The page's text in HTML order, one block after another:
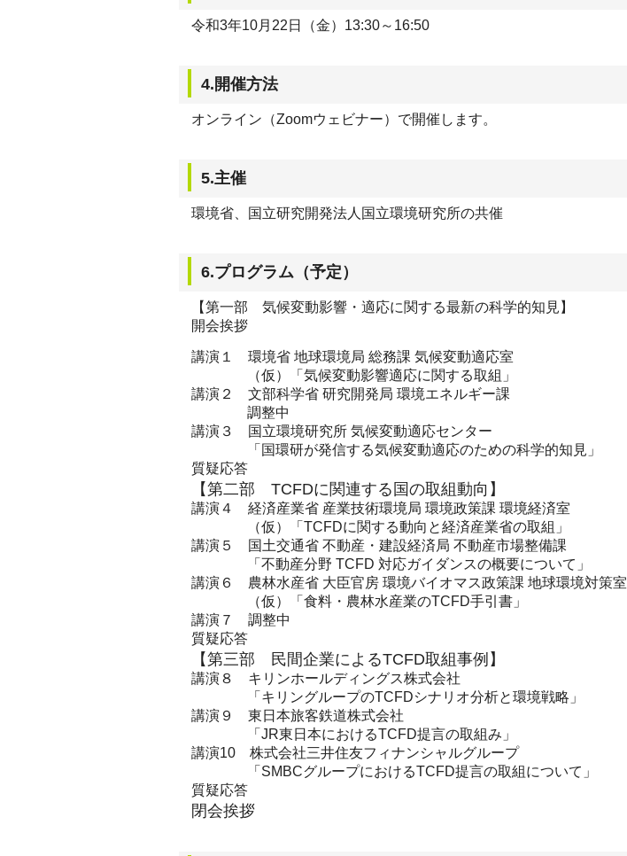
令和3年10月22日（金）13:30～16:50
4.開催方法
オンライン（Zoomウェビナー）で開催します。
5.主催
環境省、国立研究開発法人国立環境研究所の共催
6.プログラム（予定）
【第一部 気候変動影響・適応に関する最新の科学的知見】
開会挨拶
講演１ 環境省 地球環境局 総務課 気候変動適応室
（仮）「気候変動影響適応に関する取組」
講演２ 文部科学省 研究開発局 環境エネルギー課
調整中
講演３ 国立環境研究所 気候変動適応センター
「国環研が発信する気候変動適応のための科学的知見」
質疑応答
【第二部 TCFDに関連する国の取組動向】
講演４ 経済産業省 産業技術環境局 環境政策課 環境経済室
（仮）「TCFDに関する動向と経済産業省の取組」
講演５ 国土交通省 不動産・建設経済局 不動産市場整備課
「不動産分野 TCFD 対応ガイダンスの概要について」
講演６ 農林水産省 大臣官房 環境バイオマス政策課 地球環境対策室
（仮）「食料・農林水産業のTCFD手引書」
講演７ 調整中
質疑応答
【第三部 民間企業によるTCFD取組事例】
講演８ キリンホールディングス株式会社
「キリングループのTCFDシナリオ分析と環境戦略」
講演９ 東日本旅客鉄道株式会社
「JR東日本におけるTCFD提言の取組み」
講演10 株式会社三井住友フィナンシャルグループ
「SMBCグループにおけるTCFD提言の取組について」
質疑応答
閉会挨拶